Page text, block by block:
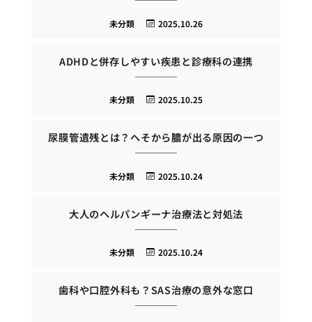
2025.10.26
未分類
ADHDと併存しやすい疾患と診療科の連携
2025.10.25
未分類
尿膜管遺残とは？へそから膿が出る原因の一つ
2025.10.24
未分類
大人のヘルパンギーナ治療法と対処法
2025.10.24
未分類
歯科や口腔外科も？SAS治療の意外な窓口